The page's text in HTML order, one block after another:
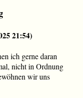
21:54)
ich gerne daran
nicht in Ordnung
wir uns